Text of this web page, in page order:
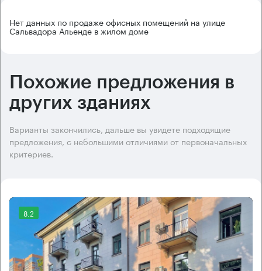
Нет данных по продаже офисных помещений на улице
Сальвадора Альенде в жилом доме
Похожие предложения в
других зданиях
Варианты закончились, дальше вы увидете подходящие
предложения, с небольшими отличиями от первоначальных
критериев.
8.2